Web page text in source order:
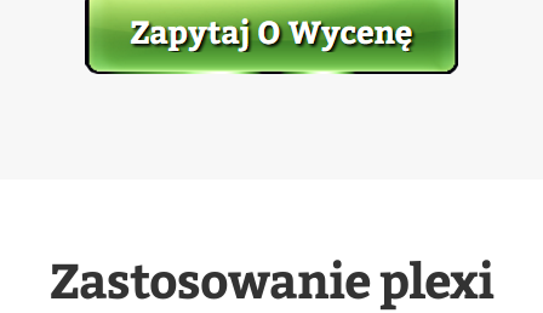
Zastosowanie plexi